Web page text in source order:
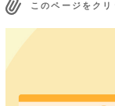
このページをク